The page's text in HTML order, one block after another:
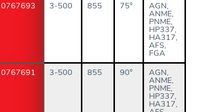
0767693
3-500 855 75° AGN,
ANME,
PNME,
HP337,
HA317,
AFS,
FGA
0767691
3-500 855 90° AGN,
ANME,
PNME,
HP337,
HA317,